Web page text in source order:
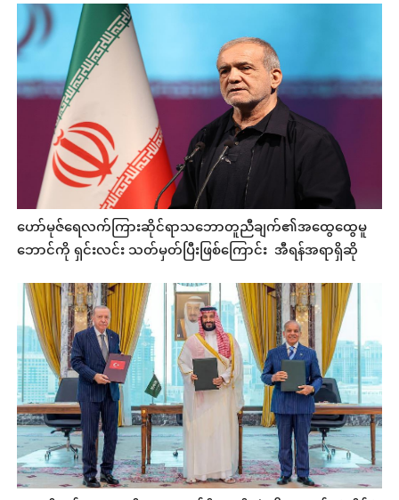
ဟော်မုဇ်ရေလက်ကြားဆိုင်ရာသဘောတူညီချက်၏အထွေထွေမူ
ဘောင်ကို ရှင်းလင်း သတ်မှတ်ပြီးဖြစ်ကြောင်း အီရန်အရာရှိဆို